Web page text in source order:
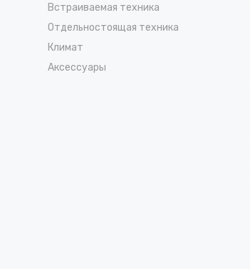
Встраиваемая техника
Отдельностоящая техника
Климат
Аксессуары